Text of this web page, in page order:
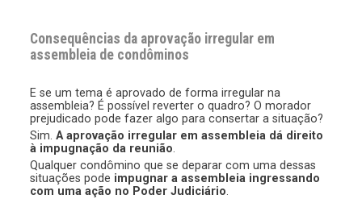
Consequências da aprovação irregular em
assembleia de condôminos
E se um tema é aprovado de forma irregular na
assembleia? É possível reverter o quadro? O morador
prejudicado pode fazer algo para consertar a situação?
Sim.A aprovação irregular em assembleia dá direito
à impugnação da reunião
Qualquer condômino que se deparar com uma dessas
situações pode impugnar a assembleia ingressando
com uma ação no Poder Judiciário.